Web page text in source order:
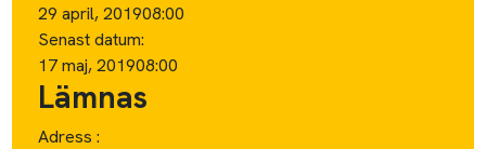
29 april, 201908:00
Senast datum:
17 maj, 201908:00
Lämnas
Adress :